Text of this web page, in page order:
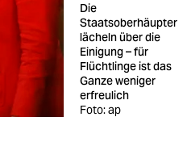
Die
Staatsoberhäupter
lächeln über die
Einigung – für
Flüchtlinge ist das
Ganze weniger
erfreulich
Foto: ap